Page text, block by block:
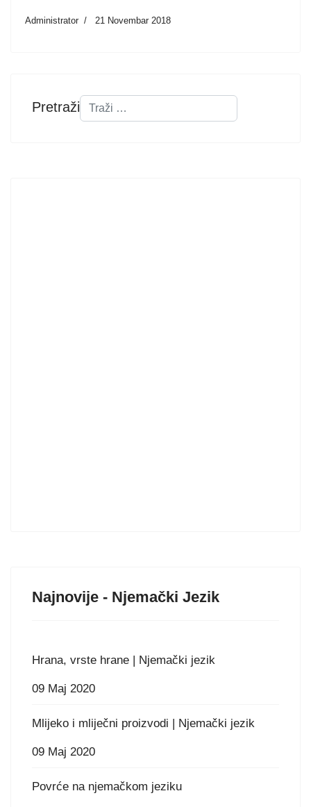
Administrator 21 Novembar 2018
Pretraži
Najnovije - Njemački Jezik
Hrana, vrste hrane | Njemački jezik
09 Maj 2020
Mlijeko i mliječni proizvodi | Njemački jezik
09 Maj 2020
Povrće na njemačkom jeziku